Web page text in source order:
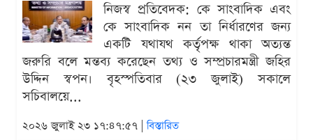
নিজস্ব প্রতিবেদক: কে সাংবাদিক এবং
কে সাংবাদিক নন তা নির্ধারণের জন্য
একটি যথাযথ কর্তৃপক্ষ থাকা অত্যন্ত
জরুরি বলে মন্তব্য করেছেন তথ্য ও সম্প্রচারমন্ত্রী জহির
উদ্দিন স্বপন। বৃহস্পতিবার (২৩ জুলাই) সকালে
সচিবালয়ে...
২০২৬ জুলাই ২৩ ১৭:৪৭:৫৭ |বিস্তারিত